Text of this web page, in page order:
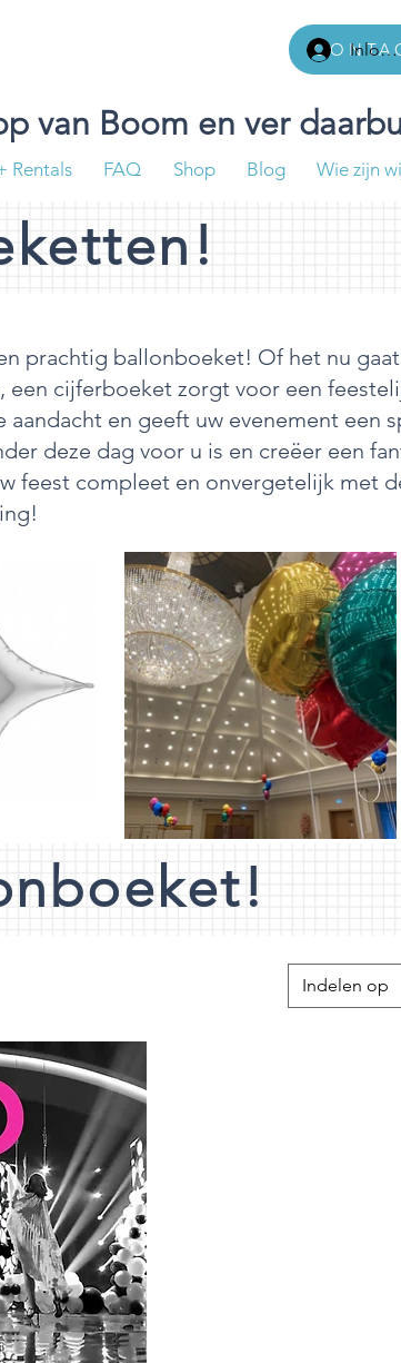
van Boom en ver
Rentals FAQ Shop Blog Wie zijn
prachtig ballonboeket! Of het nu
cijferboeket zorgt voor een
en geeft uw evenement een
deze dag voor u is en creëer een
feest compleet en onvergetelijk met
Indelen op